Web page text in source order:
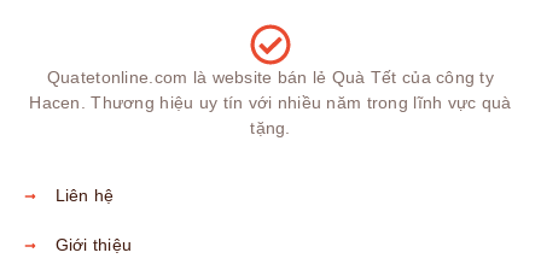
Quatetonline.com là website bán lẻ Quà Tết của công ty
Hacen. Thương hiệu uy tín với nhiều năm trong lĩnh vực quà
tặng.
Liên hệ
Giới thiệu